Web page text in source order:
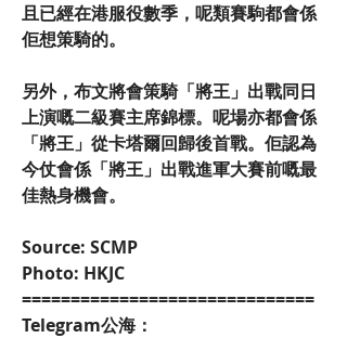
且已經在港服役數季，呢類賽駒都會係
佢想策騎的。
另外，布文將會策騎「將王」出戰同日
上演嘅二級賽主席錦標。呢場亦都會係
「將王」從卡塔爾回歸後首戰。佢認為
今仗會係「將王」出戰進軍大賽前嘅最
佳熱身機會。
Source: SCMP
Photo: HKJC
==============================
Telegram公海：